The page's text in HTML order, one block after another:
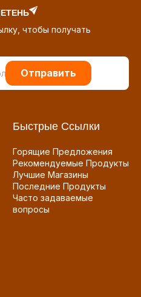
чтобы получать
Отправить
Быстрые Ссылки
Горящие Предложения
Рекомендуемые Продукты
Лучшие Магазины
Последние Продукты
Часто задаваемые
вопросы